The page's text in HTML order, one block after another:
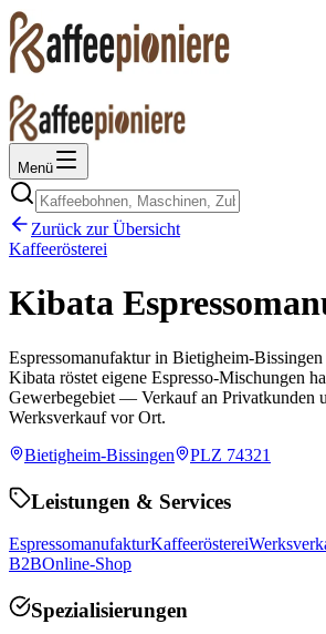
Menü
Zurück zur Übersicht
Kaffeerösterei
Kibata
Espressomanufaktur in Bietigheim-
Kibata röstet eigene Espresso-Mischungen
Gewerbegebiet — Verkauf an Privatkunden
Werksverkauf vor Ort.
Bietigheim-Bissingen
PLZ 74321
Leistungen & Services
EspressomanufakturKaffeerösterei
B2BOnline-Shop
Spezialisierungen